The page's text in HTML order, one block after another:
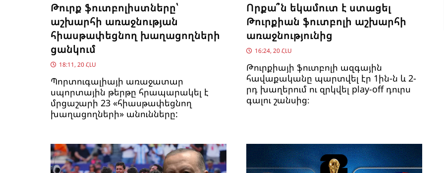
Թուրք ֆուտբոլիստները՝
աշխարհի առաջնության
հիասթափեցնող խաղացողների
ցանկում
18:11, 20 ՀԼՍ
Պորտուգալիայի առաջատար
սպորտային թերթը հրապարակել է
մրցաշարի 23 «հիասթափեցնող
խաղացողների» անունները:
Որքա՞ն եկամուտ է ստացել
Թուրքիան ֆուտբոլի աշխարհի
առաջնությունից
16:24, 20 ՀԼՍ
Թուրքիայի ֆուտբոլի ազգային
հավաքականը պարտվել էր 1ին-ն և 2-
րդ խաղերում ու զրկվել play-off դուրս
գալու շանսից։